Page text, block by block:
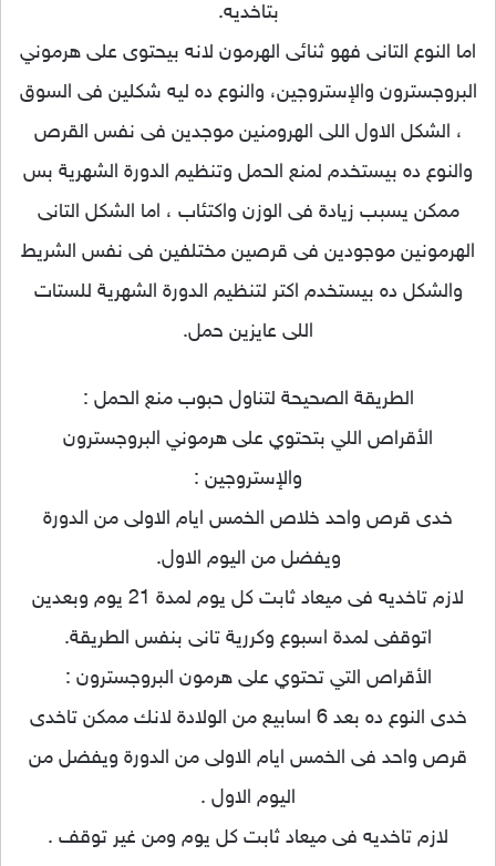
بتاخديه.
اما النوع التانى فهو ثنائى الهرمون لانه بيحتوى على هرموني
البروجسترون والإستروجين، والنوع ده ليه شكلين فى السوق
، الشكل الاول اللى الهرومنين موجدين فى نفس القرص
والنوع ده بيستخدم لمنع الحمل وتنظيم الدورة الشهرية بس
ممكن يسبب زيادة فى الوزن واكتئاب ، اما الشكل التانى
الهرمونين موجودين فى قرصين مختلفين فى نفس الشريط
والشكل ده بيستخدم اكتر لتنظيم الدورة الشهرية للستات
اللى عايزين حمل.
الطريقة الصحيحة لتناول حبوب منع الحمل :
الأقراص اللي بتحتوي على هرموني البروجسترون
والإستروجين :
خدى قرص واحد خلاص الخمس ايام الاولى من الدورة
ويفضل من اليوم الاول.
لازم تاخديه فى ميعاد ثابت كل يوم لمدة 21 يوم وبعدين
اتوقفى لمدة اسبوع وكررية تانى بنفس الطريقة.
الأقراص التي تحتوي على هرمون البروجسترون :
خدى النوع ده بعد 6 اسابيع من الولادة لانك ممكن تاخدى
قرص واحد فى الخمس ايام الاولى من الدورة ويفضل من
اليوم الاول .
لازم تاخديه فى ميعاد ثابت كل يوم ومن غير توقف .